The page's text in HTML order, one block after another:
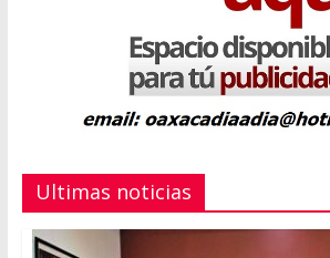
Ultimas noticias